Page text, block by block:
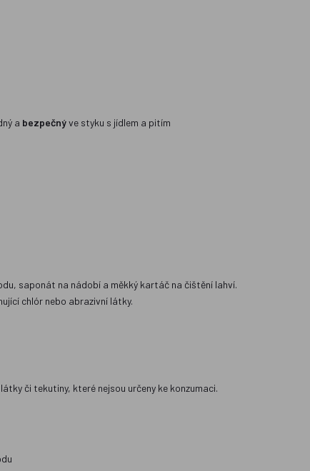
a bezpečnýve styku s jídlem a pitím
saponát na nádobí a měkký kartáč na čištění lahví.
chlór nebo abrazivní látky.
či tekutiny, které nejsou určeny ke konzumaci.